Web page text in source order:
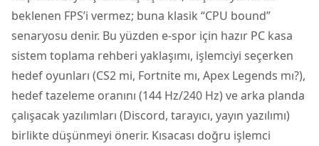
beklenen FPS’i vermez; buna klasik “CPU bound”
senaryosu denir. Bu yüzden e-spor için hazır PC kasa
sistem toplama rehberi yaklaşımı, işlemciyi seçerken
hedef oyunları (CS2 mi, Fortnite mı, Apex Legends mı?),
hedef tazeleme oranını (144 Hz/240 Hz) ve arka planda
çalışacak yazılımları (Discord, tarayıcı, yayın yazılımı)
birlikte düşünmeyi önerir. Kısacası doğru işlemci